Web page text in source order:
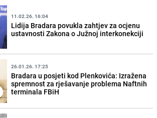
11.02.26. 16:04
Lidija Bradara povukla zahtjev za ocjenu
ustavnosti Zakona o Južnoj interkonekciji
26.01.26. 17:25
Bradara u posjeti kod Plenkovića: Izražena
spremnost za rješavanje problema Naftnih
terminala FBiH